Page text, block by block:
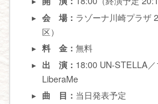
会 場： ラゾーナ川崎プラザ
区）
料 金：無料
出 演： 18:00 UN-STELLA
LiberaMe
曲 目： 当日発表予定